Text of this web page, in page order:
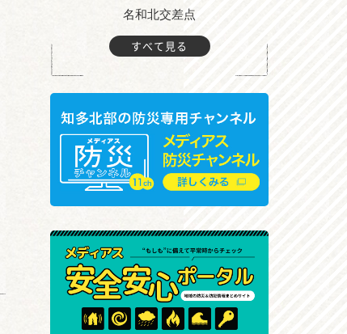
名和北交差点
すべて見る